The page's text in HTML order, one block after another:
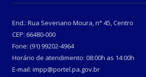
End.: Rua Severiano Moura, n° 45, Centro
CEP: 66480-000
Fone: (91) 99202-4964
Horário de atendimento: 08:00h as 14:00h
E-mail: impp@portel.pa.gov.br